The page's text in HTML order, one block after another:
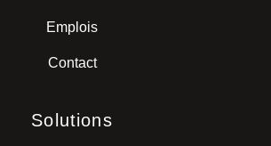
Emplois
Contact
Solutions